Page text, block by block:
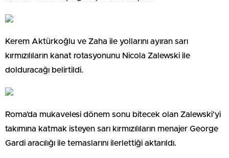
Kerem Aktürkoğlu ve Zaha ile yollarını ayıran sarı
kırmızılıların kanat rotasyonunu Nicola Zalewski ile
dolduracağı belirtildi.
Roma’da mukavelesi dönem sonu bitecek olan Zalewski’yi
takımına katmak isteyen sarı kırmızılıların menajer George
Gardi aracılığı ile temaslarını ilerlettiği aktarıldı.